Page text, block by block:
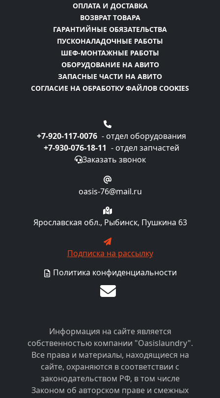
ОПЛАТА И ДОСТАВКА
ВОЗВРАТ ТОВАРА
ГАРАНТИЙНЫЕ ОБЯЗАТЕЛЬСТВА
ПУСКОНАЛАДОЧНЫЕ РАБОТЫ
ШЕФ-МОНТАЖНЫЕ РАБОТЫ
ОБОРУДОВАНИЕ НА АВИТО
ЗАПАСНЫЕ ЧАСТИ НА АВИТО
СОГЛАСИЕ НА ОБРАБОТКУ ФАЙЛОВ COOKIES
+7-920-117-0076 - отдел оборудования
+7-930-076-18-11 - отдел запчастей
Заказать звонок
oasis-76@mail.ru
Ярославская обл., Рыбинск, Пушкина 63
Подписка на рассылку
Политика конфиденциальности
Информация на сайте является
собственностью компании "Oasislaundry".
Все права и материалы, находящиеся на
сайте, охраняются в соответствии с
законодательством РФ, в том числе
Законом об авторском праве и смежных